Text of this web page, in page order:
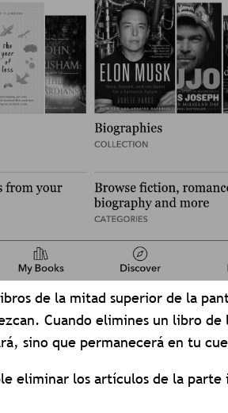
de la mitad superior de la
Cuando elimines un libro de
sino que permanecerá en tu
eliminar los artículos de la